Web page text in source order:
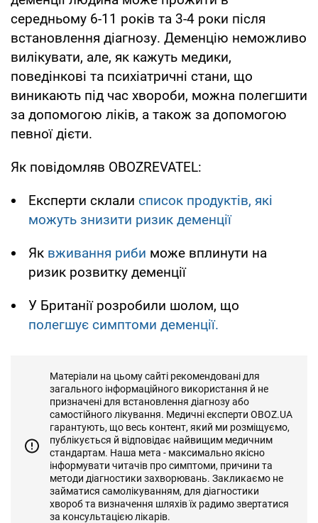
середньому 6-11 років та 3-4 роки після
встановлення діагнозу. Деменцію неможливо
вилікувати, але, як кажуть медики,
поведінкові та психіатричні стани, що
виникають під час хвороби, можна полегшити
за допомогою ліків, а також за допомогою
певної дієти.
Як повідомляв OBOZREVATEL:
Експерти склали список продуктів, які
можуть знизити ризик деменції
Як вживання риби може вплинути на
ризик розвитку деменції
У Британії розробили шолом, що
полегшує симптоми деменції.
Матеріали на цьому сайті рекомендовані для
загального інформаційного використання й не
призначені для встановлення діагнозу або
самостійного лікування. Медичні експерти OBOZ.UA
гарантують, що весь контент, який ми розміщуємо,
публікується й відповідає найвищим медичним
стандартам. Наша мета - максимально якісно
інформувати читачів про симптоми, причини та
методи діагностики захворювань. Закликаємо не
займатися самолікуванням, для діагностики
хвороб та визначення шляхів їх радимо звертатися
за консультацією лікарів.